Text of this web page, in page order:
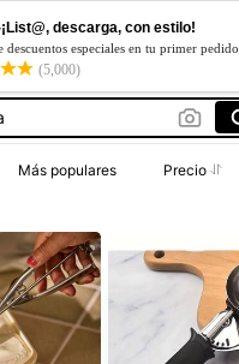
descarga, con estilo!
descuentos especiales en tu primer pedido
(5,000)
Para Servir Helado
Para Helado
Para Nieve
Para Helado
Más populares Precio